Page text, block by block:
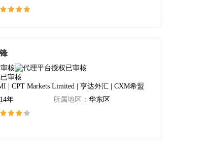
| CPT Markets Limited | 亨达外汇 | CXM希盟
年 所属地区： 华东区